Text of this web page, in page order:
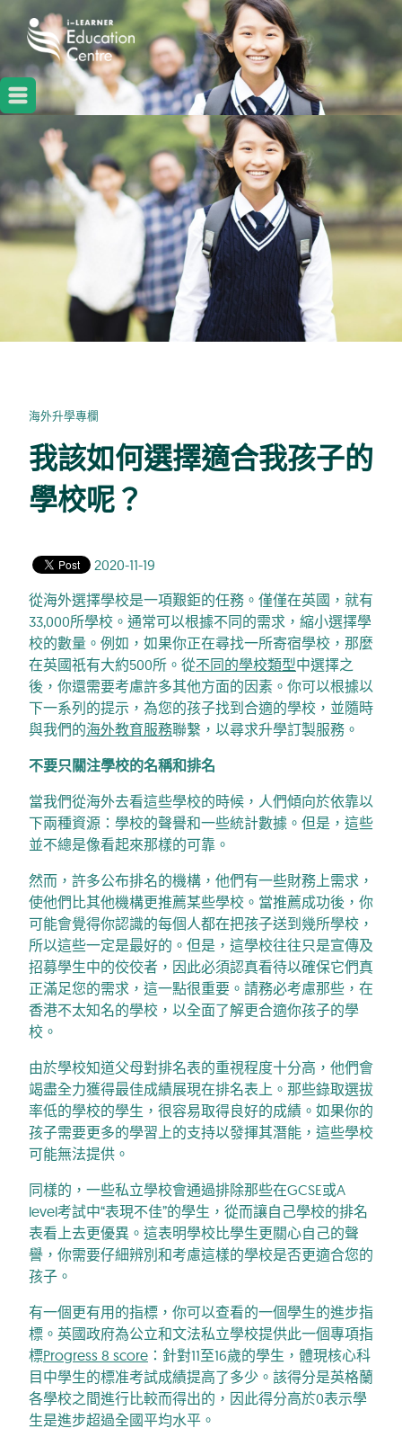
海外升學專欄
我該如何選擇適合我孩子的
學校呢？
2020-11-19
從海外選擇學校是一項艱鉅的任務。僅僅在英國，就有
33,000所學校。通常可以根據不同的需求，縮小選擇學
校的數量。例如，如果你正在尋找一所寄宿學校，那麼
在英國祇有大約500所。從不同的學校類型中選擇之
後，你還需要考慮許多其他方面的因素。你可以根據以
下一系列的提示，為您的孩子找到合適的學校，並隨時
與我們的海外教育服務聯繫，以尋求升學訂製服務。
不要只關注學校的名稱和排名
當我們從海外去看這些學校的時候，人們傾向於依靠以
下兩種資源：學校的聲譽和一些統計數據。但是，這些
並不總是像看起來那樣的可靠。
然而，許多公布排名的機構，他們有一些財務上需求，
使他們比其他機構更推薦某些學校。當推薦成功後，你
可能會覺得你認識的每個人都在把孩子送到幾所學校，
所以這些一定是最好的。但是，這學校往往只是宣傳及
招募學生中的佼佼者，因此必須認真看待以確保它們真
正滿足您的需求，這一點很重要。請務必考慮那些，在
香港不太知名的學校，以全面了解更合適你孩子的學
校。
由於學校知道父母對排名表的重視程度十分高，他們會
竭盡全力獲得最佳成績展現在排名表上。那些錄取選拔
率低的學校的學生，很容易取得良好的成績。如果你的
孩子需要更多的學習上的支持以發揮其潛能，這些學校
可能無法提供。
同樣的，一些私立學校會通過排除那些在GCSE或A
level考試中“表現不佳”的學生，從而讓自己學校的排名
表看上去更優異。這表明學校比學生更關心自己的聲
譽，你需要仔細辨別和考慮這樣的學校是否更適合您的
孩子。
有一個更有用的指標，你可以查看的一個學生的進步指
標。英國政府為公立和文法私立學校提供此一個專項指
標Progress 8 score ：針對11至16歲的學生，體現核心科
目中學生的標准考試成績提高了多少。該得分是英格蘭
各學校之間進行比較而得出的，因此得分高於0表示學
生是進步超過全國平均水平。